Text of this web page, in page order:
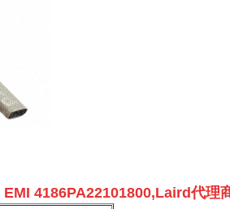
4186PA22101800,Laird代理